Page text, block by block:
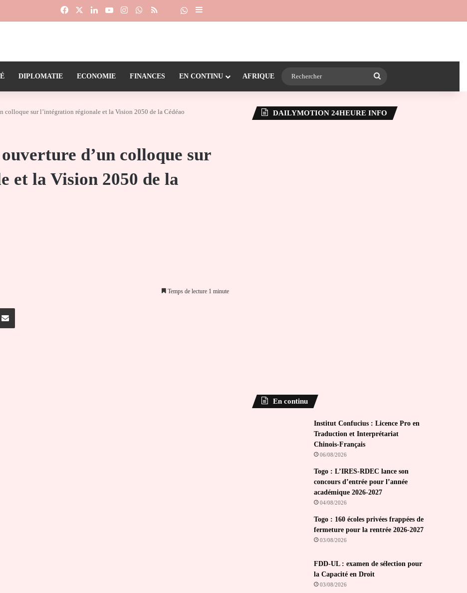
FacebookLinkedinYouTubeInstagramWhatsApp
RSS Dailymotion
Suivre la chaîne 24heureinfo sur WhatsApp
Sidebar (barre latérale)
DIPLOMATIE ECONOMIE FINANCES EN CONTINU AFRIQUE
colloque sur l’intégration régionale et la Vision 2050 de la Cédéao
d’un colloque sur
et la Vision 2050 de la
Temps de lecture 1 minute
Partager par email
DAILYMOTION 24HEURE INFO
En continu
Institut Confucius : Licence Pro en
Traduction et Interprétariat
Chinois-Français
06/08/2026
Togo : L’IRES-RDEC lance son
concours d’entrée pour l’année
académique 2026-2027
04/08/2026
Togo : 160 écoles privées frappées de
fermeture pour la rentrée 2026-2027
03/08/2026
FDD-UL : examen de sélection pour
la Capacité en Droit
03/08/2026